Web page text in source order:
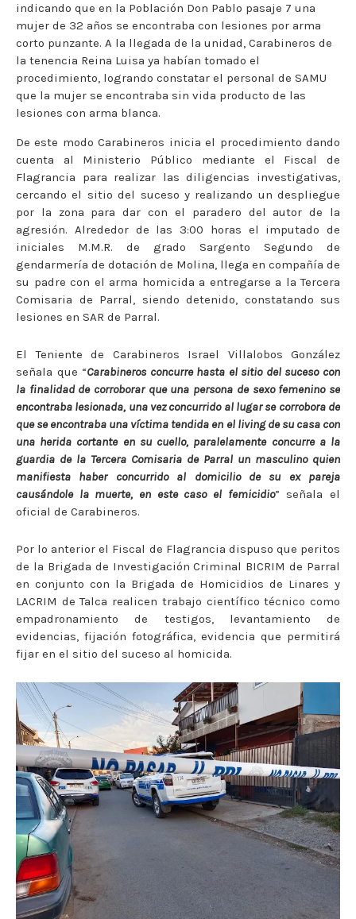
indicando que en la Población Don Pablo pasaje 7 una
mujer de 32 años se encontraba con lesiones por arma
corto punzante. A la llegada de la unidad, Carabineros de
la tenencia Reina Luisa ya habían tomado el
procedimiento, logrando constatar el personal de SAMU
que la mujer se encontraba sin vida producto de las
lesiones con arma blanca.
De este modo Carabineros inicia el procedimiento dando
cuenta al Ministerio Público mediante el Fiscal de
Flagrancia para realizar las diligencias investigativas,
cercando el sitio del suceso y realizando un despliegue
por la zona para dar con el paradero del autor de la
agresión. Alrededor de las 3:00 horas el imputado de
iniciales M.M.R. de grado Sargento Segundo de
gendarmería de dotación de Molina, llega en compañía de
su padre con el arma homicida a entregarse a la Tercera
Comisaria de Parral, siendo detenido, constatando sus
lesiones en SAR de Parral.
El Teniente de Carabineros Israel Villalobos González
señala que “Carabineros concurre hasta el sitio del suceso con
la finalidad de corroborar que una persona de sexo femenino se
encontraba lesionada, una vez concurrido al lugar se corrobora de
que se encontraba una víctima tendida en el living de su casa con
una herida cortante en su cuello, paralelamente concurre a la
guardia de la Tercera Comisaria de Parral un masculino quien
manifiesta haber concurrido al domicilio de su ex pareja
causándole la muerte, en este caso el femicidio” señala el
oficial de Carabineros.
Por lo anterior el Fiscal de Flagrancia dispuso que peritos
de la Brigada de Investigación Criminal BICRIM de Parral
en conjunto con la Brigada de Homicidios de Linares y
LACRIM de Talca realicen trabajo científico técnico como
empadronamiento de testigos, levantamiento de
evidencias, fijación fotográfica, evidencia que permitirá
fijar en el sitio del suceso al homicida.